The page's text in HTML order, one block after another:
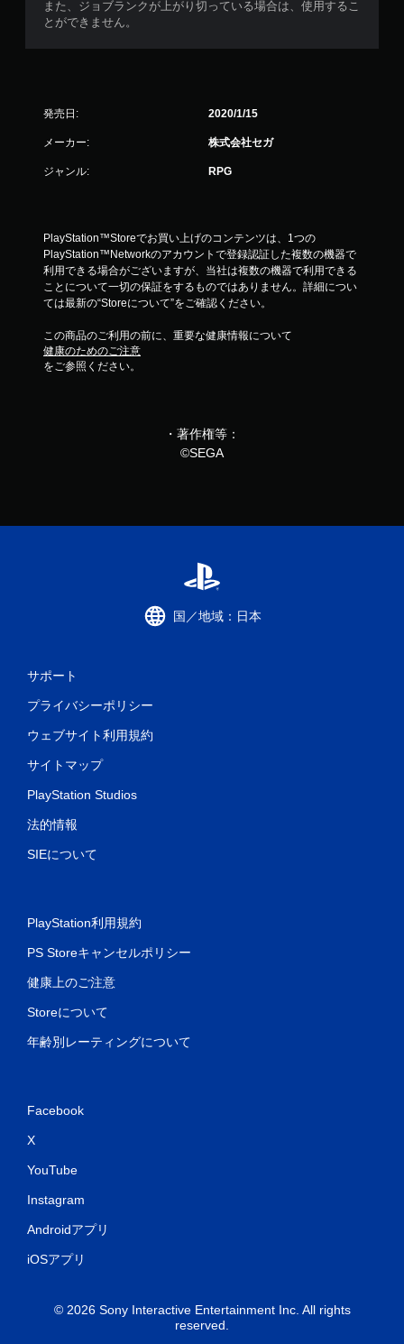
また、ジョブランクが上がり切っている場合は、使用するこ
とができません。
発売日: 2020/1/15
メーカー: 株式会社セガ
ジャンル: RPG
PlayStation™Storeでお買い上げのコンテンツは、1つの
PlayStation™Networkのアカウントで登録認証した複数の機器で
利用できる場合がございますが、当社は複数の機器で利用できる
ことについて一切の保証をするものではありません。詳細につい
ては最新の“Storeについて”をご確認ください。
この商品のご利用の前に、重要な健康情報について
健康のためのご注意
をご参照ください。
・著作権等：
©SEGA
国／地域：日本
サポート
プライバシーポリシー
ウェブサイト利用規約
サイトマップ
PlayStation Studios
法的情報
SIEについて
PlayStation利用規約
PS Storeキャンセルポリシー
健康上のご注意
Storeについて
年齢別レーティングについて
Facebook
X
YouTube
Instagram
Androidアプリ
iOSアプリ
© 2026 Sony Interactive Entertainment Inc. All rights
reserved.